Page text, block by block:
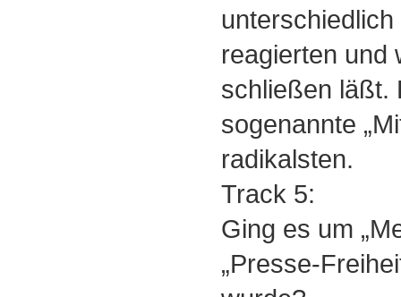
reagierten und
schließen läßt.
sogenannte
radikalsten.
Track 5:
Ging es um
„Presse-